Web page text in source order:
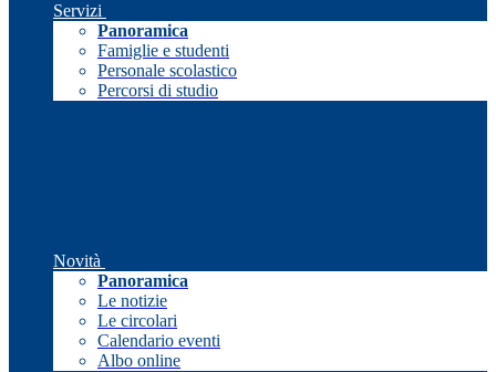
Servizi
Panoramica
Famiglie e studenti
Personale scolastico
Percorsi di studio
Novità
Panoramica
Le notizie
Le circolari
Calendario eventi
Albo online